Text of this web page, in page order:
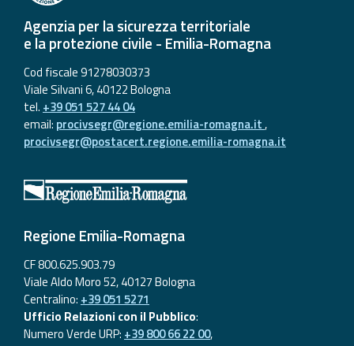
Agenzia per la sicurezza territoriale
e la protezione civile - Emilia-Romagna
Cod fiscale 91278030373
Viale Silvani 6, 40122 Bologna
tel. +39 051 527 44 04
email: procivsegr@regione.emilia-romagna.it,
procivsegr@postacert.regione.emilia-romagna.it
Regione Emilia-Romagna
CF 800.625.903.79
Viale Aldo Moro 52, 40127 Bologna
Centralino: +39 051 5271
Ufficio Relazioni con il Pubblico:
Numero Verde URP: +39 800 66 22 00,